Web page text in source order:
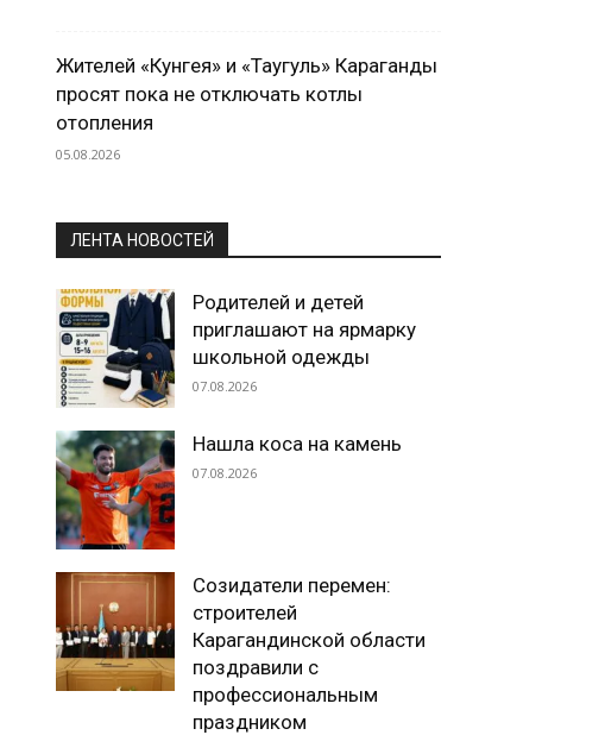
Жителей «Кунгея» и «Таугуль» Караганды
просят пока не отключать котлы
отопления
05.08.2026
ЛЕНТА НОВОСТЕЙ
Родителей и детей
приглашают на ярмарку
школьной одежды
07.08.2026
Нашла коса на камень
07.08.2026
Созидатели перемен:
строителей
Карагандинской области
поздравили с
профессиональным
праздником